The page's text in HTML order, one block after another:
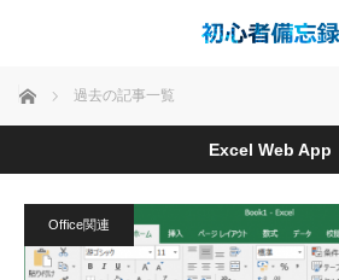
ホーム 過去の記事一覧
Excel Web App
Office関連